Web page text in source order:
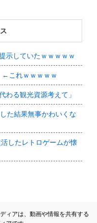
示していたｗｗｗｗｗ
←これｗｗｗｗｗ
わる観光資源考えて」
た結果無事かわいくな
したレトロゲームが懐
ィアは、動画や情報を共有する